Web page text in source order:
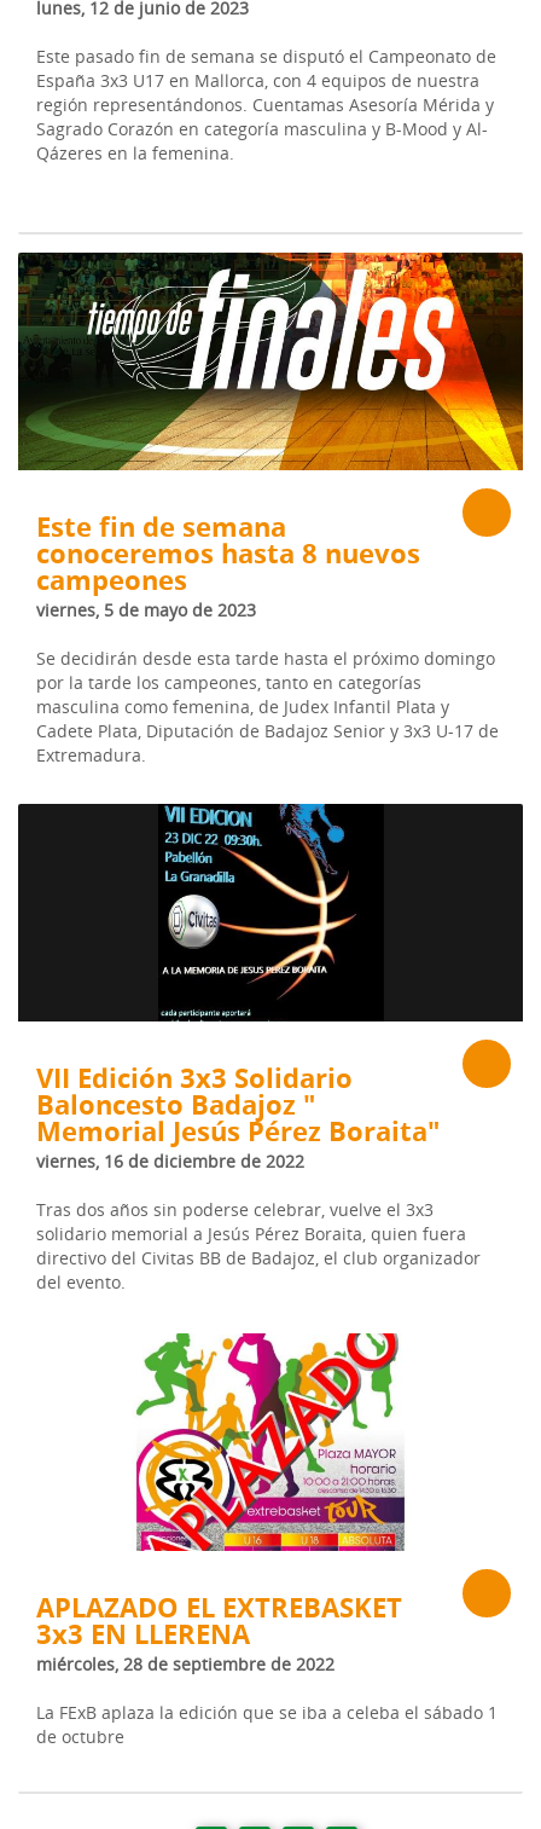
lunes, 12 de junio de 2023
Este pasado fin de semana se disputó el Campeonato de
España 3x3 U17 en Mallorca, con 4 equipos de nuestra
región representándonos. Cuentamas Asesoría Mérida y
Sagrado Corazón en categoría masculina y B-Mood y Al-
Qázeres en la femenina.
Este fin de semana
conoceremos hasta 8 nuevos
campeones
viernes, 5 de mayo de 2023
Se decidirán desde esta tarde hasta el próximo domingo
por la tarde los campeones, tanto en categorías
masculina como femenina, de Judex Infantil Plata y
Cadete Plata, Diputación de Badajoz Senior y 3x3 U-17 de
Extremadura.
VII Edición 3x3 Solidario
Baloncesto Badajoz "
Memorial Jesús Pérez Boraita"
viernes, 16 de diciembre de 2022
Tras dos años sin poderse celebrar, vuelve el 3x3
solidario memorial a Jesús Pérez Boraita, quien fuera
directivo del Civitas BB de Badajoz, el club organizador
del evento.
APLAZADO EL EXTREBASKET
3x3 EN LLERENA
miércoles, 28 de septiembre de 2022
La FExB aplaza la edición que se iba a celeba el sábado 1
de octubre